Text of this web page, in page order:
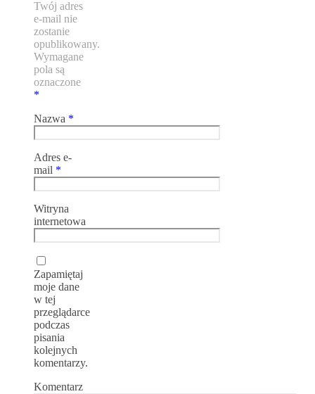
Twój adres
e-mail nie
zostanie
opublikowany.
Wymagane
pola są
oznaczone
*
Nazwa *
Adres e-
mail *
Witryna
internetowa
Zapamiętaj
moje dane
w tej
przeglądarce
podczas
pisania
kolejnych
komentarzy.
Komentarz